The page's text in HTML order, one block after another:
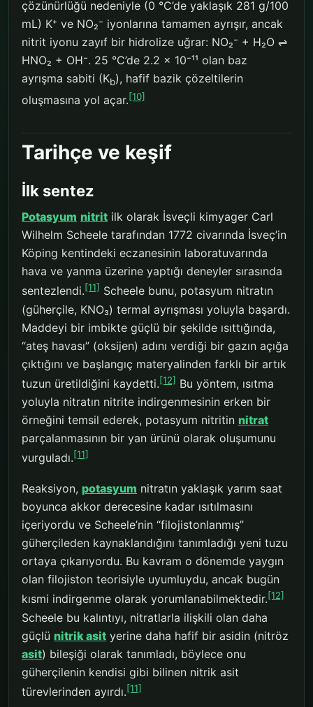
çözünürlüğü nedeniyle (0 °C’de yaklaşık 281 g/100
mL) K⁺ ve NO₂⁻ iyonlarına tamamen ayrışır, ancak
nitrit iyonu zayıf bir hidrolize uğrar: NO₂⁻ + H₂O ⇌
HNO₂ + OH⁻. 25 °C’de 2.2 × 10⁻¹¹ olan baz
ayrışma sabiti (Kb), hafif bazik çözeltilerin
oluşmasına yol açar.[10]
Tarihçe ve keşif
İlk sentez
Potasyum nitrit ilk olarak İsveçli kimyager Carl
Wilhelm Scheele tarafından 1772 civarında İsveç’in
Köping kentindeki eczanesinin laboratuvarında
hava ve yanma üzerine yaptığı deneyler sırasında
sentezlendi.[11] Scheele bunu, potasyum nitratın
(güherçile, KNO₃) termal ayrışması yoluyla başardı.
Maddeyi bir imbikte güçlü bir şekilde ısıttığında,
“ateş havası” (oksijen) adını verdiği bir gazın açığa
çıktığını ve başlangıç materyalinden farklı bir artık
tuzun üretildiğini kaydetti.[12] Bu yöntem, ısıtma
yoluyla nitratın nitrite indirgenmesinin erken bir
örneğini temsil ederek, potasyum nitritin nitrat
parçalanmasının bir yan ürünü olarak oluşumunu
vurguladı.[11]
Reaksiyon, potasyum nitratın yaklaşık yarım saat
boyunca akkor derecesine kadar ısıtılmasını
içeriyordu ve Scheele’nin “filojistonlanmış”
güherçileden kaynaklandığını tanımladığı yeni tuzu
ortaya çıkarıyordu. Bu kavram o dönemde yaygın
olan filojiston teorisiyle uyumluydu, ancak bugün
kısmi indirgenme olarak yorumlanabilmektedir.[12]
Scheele bu kalıntıyı, nitratlarla ilişkili olan daha
güçlü nitrik asit yerine daha hafif bir asidin (nitröz
asit) bileşiği olarak tanımladı, böylece onu
güherçilenin kendisi gibi bilinen nitrik asit
türevlerinden ayırdı.[11]